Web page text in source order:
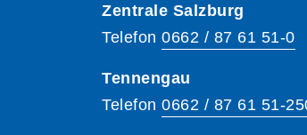
Zentrale Salzburg
Telefon 0662 / 87 61 51-0
Tennengau
Telefon 0662 / 87 61 51-